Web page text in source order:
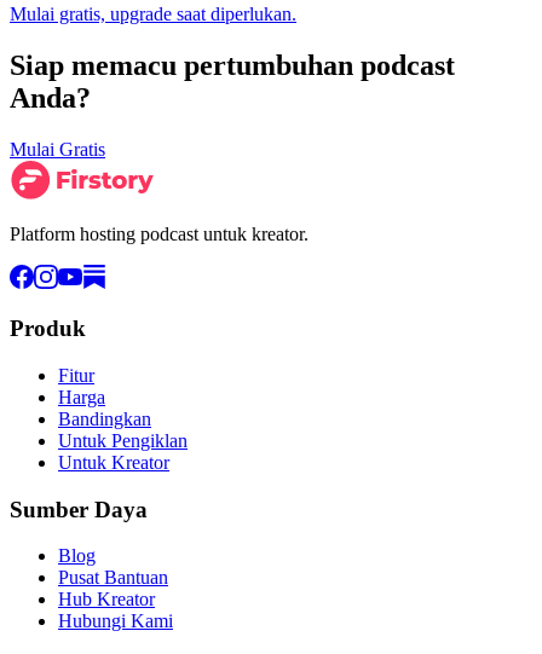
Mulai gratis, upgrade saat diperlukan.
Siap memacu pertumbuhan podcast
Anda?
Mulai Gratis
Platform hosting podcast untuk kreator.
Produk
Fitur
Harga
Bandingkan
Untuk Pengiklan
Untuk Kreator
Sumber Daya
Blog
Pusat Bantuan
Hub Kreator
Hubungi Kami